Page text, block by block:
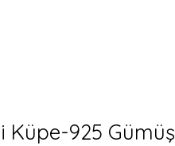
Küpe-925 Gümüş